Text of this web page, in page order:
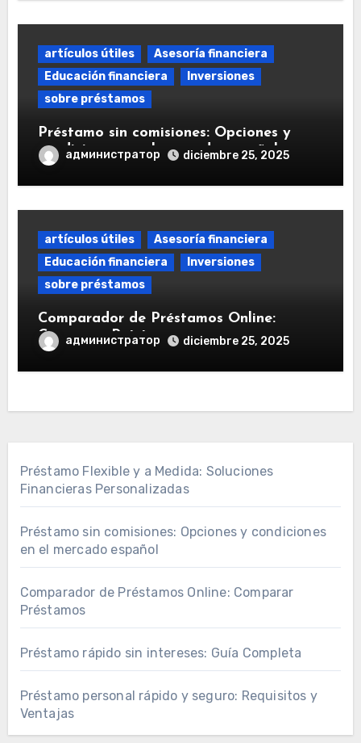
artículos útiles
Asesoría financiera
Educación financiera
Inversiones
sobre préstamos
Préstamo sin comisiones: Opciones y
condiciones en el mercado español
администратор diciembre 25, 2025
artículos útiles
Asesoría financiera
Educación financiera
Inversiones
sobre préstamos
Comparador de Préstamos Online:
Comparar Préstamos
администратор diciembre 25, 2025
Préstamo Flexible y a Medida: Soluciones
Financieras Personalizadas
Préstamo sin comisiones: Opciones y condiciones
en el mercado español
Comparador de Préstamos Online: Comparar
Préstamos
Préstamo rápido sin intereses: Guía Completa
Préstamo personal rápido y seguro: Requisitos y
Ventajas